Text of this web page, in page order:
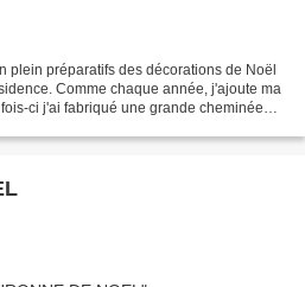
plein préparatifs des décorations de Noël
Comme chaque année, j'ajoute ma
ci j'ai fabriqué une grande cheminée